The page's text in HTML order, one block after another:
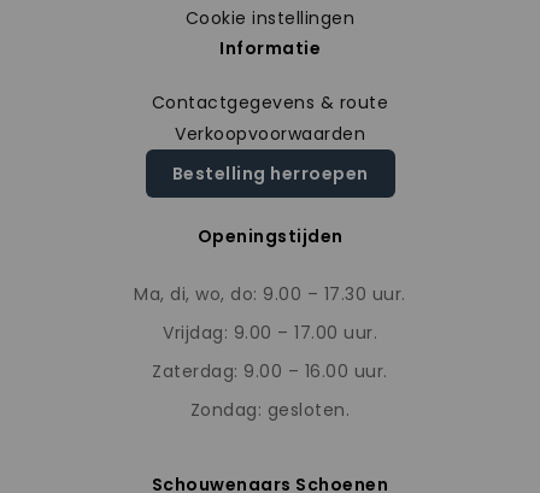
Cookie instellingen
Informatie
Contactgegevens & route
Verkoopvoorwaarden
Bestelling herroepen
Openingstijden
Ma, di, wo, do: 9.00 – 17.30 uur.
Vrijdag: 9.00 – 17.00 uur.
Zaterdag: 9.00 – 16.00 uur.
Zondag: gesloten.
Schouwenaars Schoenen